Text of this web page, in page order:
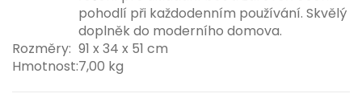
pohodlí při každodenním používání. Skvělý
doplněk do moderního domova.
Rozměry: 91 x 34 x 51 cm
Hmotnost:7,00 kg